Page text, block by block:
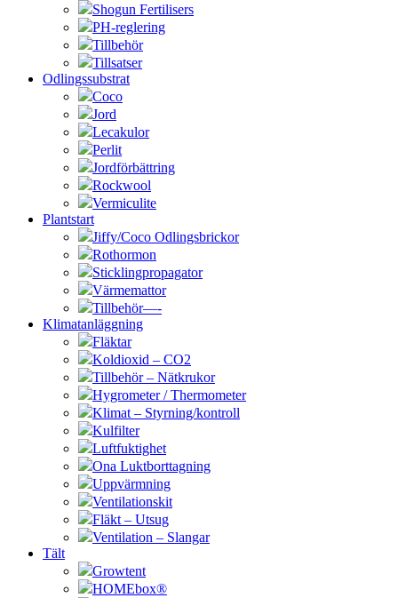
Shogun Fertilisers
PH-reglering
Tillbehör
Tillsatser
Odlingssubstrat
Coco
Jord
Lecakulor
Perlit
Jordförbättring
Rockwool
Vermiculite
Plantstart
Jiffy/Coco Odlingsbrickor
Rothormon
Sticklingpropagator
Värmemattor
Tillbehör—-
Klimatanläggning
Fläktar
Koldioxid – CO2
Tillbehör – Nätkrukor
Hygrometer / Thermometer
Klimat – Styrning/kontroll
Kulfilter
Luftfuktighet
Ona Luktborttagning
Uppvärmning
Ventilationskit
Fläkt – Utsug
Ventilation – Slangar
Tält
Growtent
HOMEbox®